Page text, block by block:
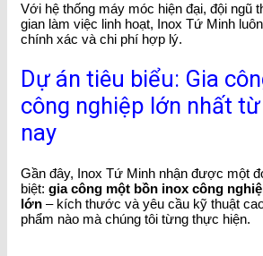
Với hệ thống máy móc hiện đại, đội ngũ
gian làm việc linh hoạt, Inox Tứ Minh
chính xác và chi phí hợp lý.
Dự án tiêu biểu: Gia
công nghiệp lớn nhất
nay
Gần đây, Inox Tứ Minh nhận được một
biệt: gia công một bồn inox công
lớn – kích thước và yêu cầu kỹ thuật
phẩm nào mà chúng tôi từng thực hiện.